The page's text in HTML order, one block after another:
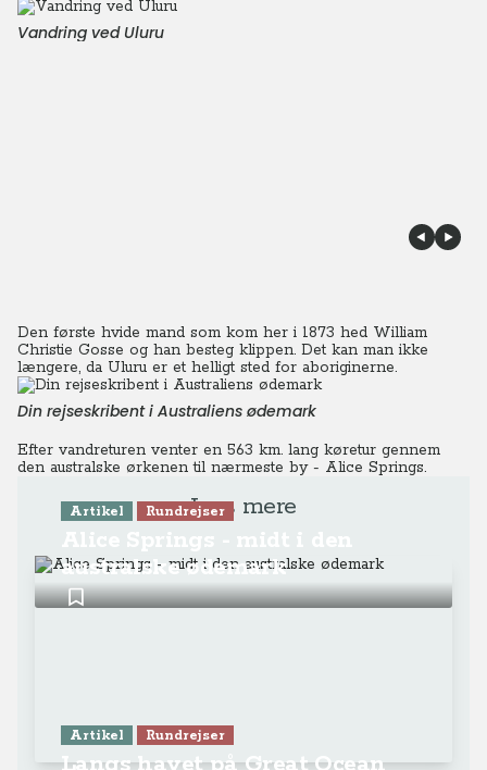
Vandring ved Uluru
Den første hvide mand som kom her i 1873 hed William
Christie Gosse og han besteg klippen. Det kan man ikke
længere, da Uluru er et helligt sted for aboriginerne.
Din rejseskribent i Australiens ødemark
Efter vandreturen venter en 563 km. lang køretur gennem
den australske ørkenen til nærmeste by - Alice Springs.
Læs mere
Artikel Rundrejser
australske ødemark
Artikel Rundrejser